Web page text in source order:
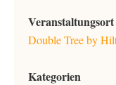
Veranstaltungsort
Double Tree by
Kategorien